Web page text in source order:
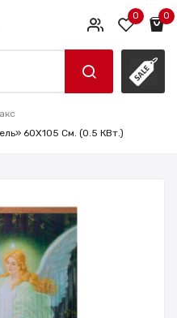
0 0
60X105 См. (0.5 КВт.)